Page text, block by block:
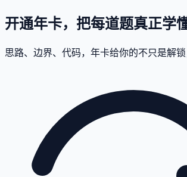
开通年卡，把每道题真正学
思路、边界、代码，年卡给你的不只是解锁